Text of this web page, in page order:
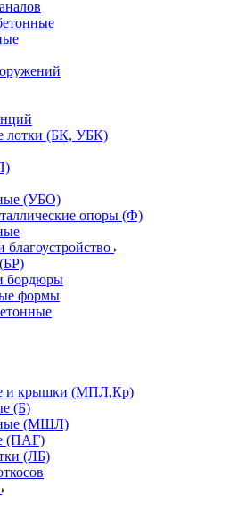
лотки (БК, УБК)
(УБО)
опоры (Ф)
благоустройство
бордюры
формы
и крышки (МПЛ,Кр)
(Б)
(МШЛ)
(ПАГ)
(ЛБ)